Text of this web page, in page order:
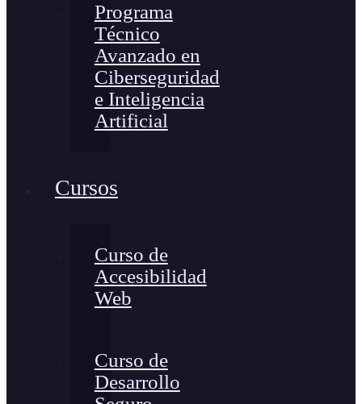
Programa
Técnico
Avanzado en
Ciberseguridad
e Inteligencia
Artificial
Cursos
Curso de
Accesibilidad
Web
Curso de
Desarrollo